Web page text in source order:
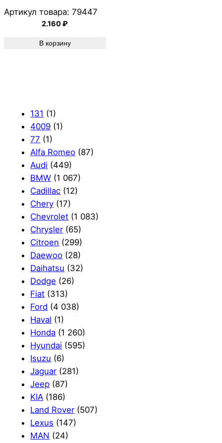
Артикул товара: 79447
2.160₽
В корзину
131 (1)
4009 (1)
77 (1)
Alfa Romeo (87)
Audi (449)
BMW (1 067)
Cadillac (12)
Chery (17)
Chevrolet (1 083)
Chrysler (65)
Citroen (299)
Daewoo (28)
Daihatsu (32)
Dodge (26)
Fiat (313)
Ford (4 038)
Haval (1)
Honda (1 260)
Hyundai (595)
Isuzu (6)
Jaguar (281)
Jeep (87)
KIA (186)
Land Rover (507)
Lexus (147)
MAN (24)